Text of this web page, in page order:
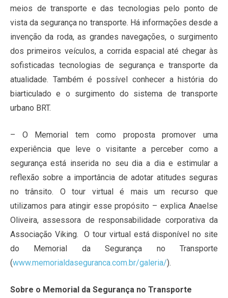
meios de transporte e das tecnologias pelo ponto de
vista da segurança no transporte. Há informações desde a
invenção da roda, as grandes navegações, o surgimento
dos primeiros veículos, a corrida espacial até chegar às
sofisticadas tecnologias de segurança e transporte da
atualidade. Também é possível conhecer a história do
biarticulado e o surgimento do sistema de transporte
urbano BRT.
– O Memorial tem como proposta promover uma
experiência que leve o visitante a perceber como a
segurança está inserida no seu dia a dia e estimular a
reflexão sobre a importância de adotar atitudes seguras
no trânsito. O tour virtual é mais um recurso que
utilizamos para atingir esse propósito – explica Anaelse
Oliveira, assessora de responsabilidade corporativa da
Associação Viking. O tour virtual está disponível no site
do Memorial da Segurança no Transporte
(www.memorialdaseguranca.com.br/galeria/).
Sobre o Memorial da Segurança no Transporte